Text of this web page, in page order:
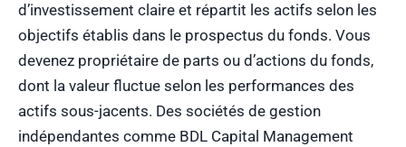
d’investissement claire et répartit les actifs selon les
objectifs établis dans le prospectus du fonds. Vous
devenez propriétaire de parts ou d’actions du fonds,
dont la valeur fluctue selon les performances des
actifs sous-jacents. Des sociétés de gestion
indépendantes comme BDL Capital Management